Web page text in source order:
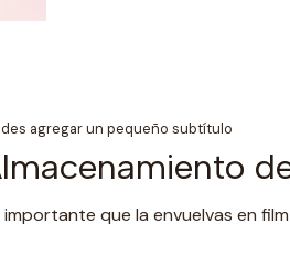
agregar un pequeño subtítulo
que la envuelvas en